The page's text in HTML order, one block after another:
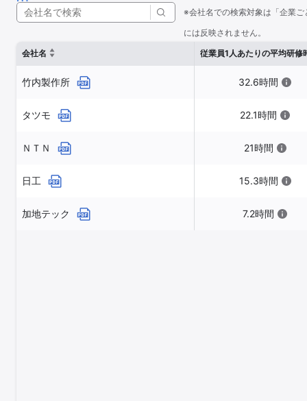
※会社名での検索対象は「企業
には反映されません。
会社名
従業員1人あたりの平均研修
竹内製作所 32.6時間
タツモ 22.1時間
ＮＴＮ 21時間
日工 15.3時間
加地テック 7.2時間